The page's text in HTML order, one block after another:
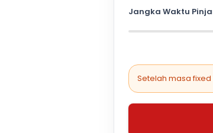
Jangka Waktu
Setelah masa